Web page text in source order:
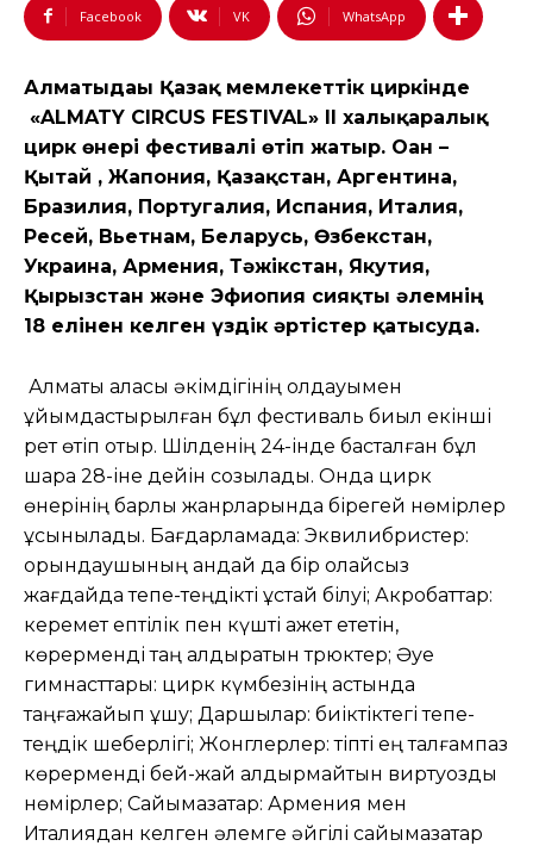
Facebook VK WhatsApp
Алматыдағы Қазақ мемлекеттік циркінде
«ALMATY CIRCUS FESTIVAL» II халықаралық
цирк өнері фестивалі өтіп жатыр. Оған –
Қытай , Жапония, Қазақстан, Аргентина,
Бразилия, Португалия, Испания, Италия,
Ресей, Вьетнам, Беларусь, Өзбекстан,
Украина, Армения, Тәжікстан, Якутия,
Қырғызстан және Эфиопия сияқты әлемнің
18 елінен келген үздік әртістер қатысуда.
Алматы қаласы әкімдігінің қолдауымен
ұйымдастырылған бұл фестиваль биыл екінші
рет өтіп отыр. Шілденің 24-інде басталған бұл
шара 28-іне дейін созылады. Онда цирк
өнерінің барлық жанрларында бірегей нөмірлер
ұсынылады. Бағдарламада: Эквилибристер:
орындаушының қандай да бір қолайсыз
жағдайда тепе-теңдікті ұстай білуі; Акробаттар:
керемет ептілік пен күшті қажет ететін,
көрерменді таң қалдыратын трюктер; Әуе
гимнасттары: цирк күмбезінің астында
таңғажайып ұшу; Даршылар: биіктіктегі тепе-
теңдік шеберлігі; Жонглерлер: тіпті ең талғампаз
көрерменді бей-жай қалдырмайтын виртуоздық
нөмірлер; Сайқымазақтар: Армения мен
Италиядан келген әлемге әйгілі сайқымазақтар